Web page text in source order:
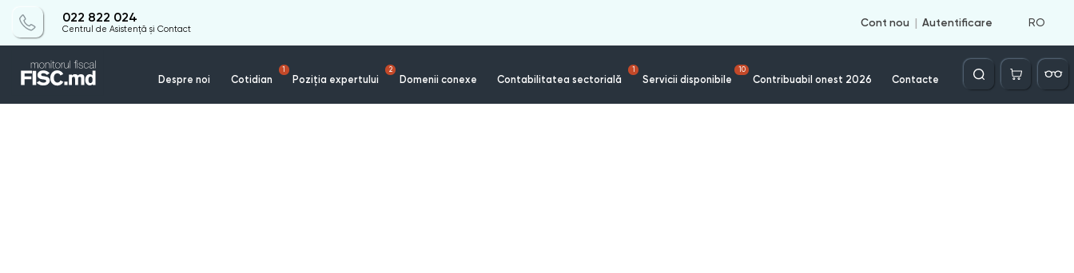
022 822 024
Centrul de Asistență și Contact
Cont nou Autentificare RO
Despre noi Cotidian
1
Poziția expertului
2
Domenii conexe Contabilitatea sectorială
1
Servicii disponibile
10
Contribuabil onest 2026 Contacte
Căutare